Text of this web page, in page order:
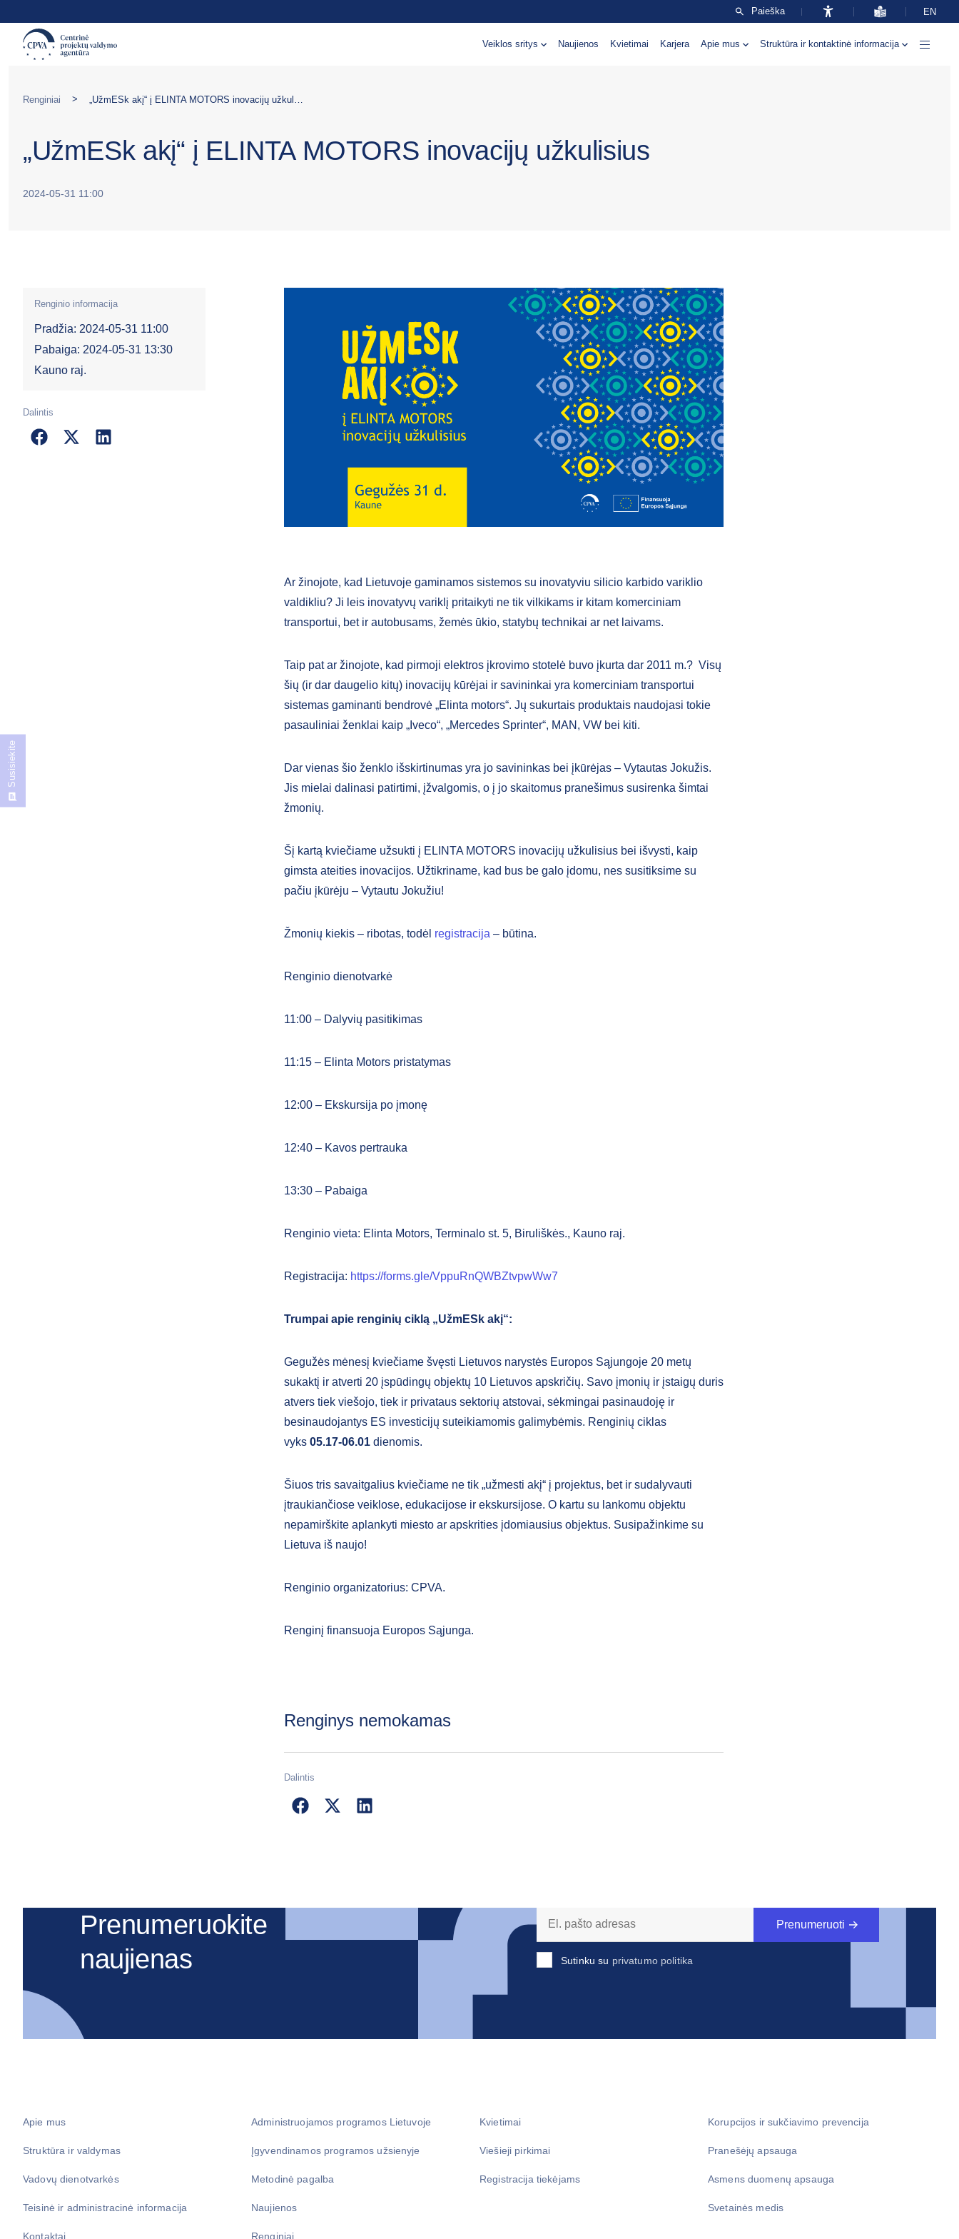
Paieška EN
Veiklos sritys Naujienos Kvietimai Karjera Apie mus Struktūra ir kontaktinė informacija
Renginiai >
„UžmESk akį“ į ELINTA MOTORS inovacijų užkulisius
2024-05-31 11:00
Renginio informacija
Pradžia: 2024-05-31 11:00
Pabaiga: 2024-05-31 13:30
Kauno raj.
Dalintis
Ar žinojote, kad Lietuvoje gaminamos sistemos su inovatyviu silicio karbido variklio
valdikliu? Ji leis inovatyvų variklį pritaikyti ne tik vilkikams ir kitam komerciniam
transportui, bet ir autobusams, žemės ūkio, statybų technikai ar net laivams.
Taip pat ar žinojote, kad pirmoji elektros įkrovimo stotelė buvo įkurta dar 2011 m.? Visų
šių (ir dar daugelio kitų) inovacijų kūrėjai ir savininkai yra komerciniam transportui
sistemas gaminanti bendrovė „Elinta motors“. Jų sukurtais produktais naudojasi tokie
pasauliniai ženklai kaip „Iveco“, „Mercedes Sprinter“, MAN, VW bei kiti.
Dar vienas šio ženklo išskirtinumas yra jo savininkas bei įkūrėjas – Vytautas Jokužis.
Jis mielai dalinasi patirtimi, įžvalgomis, o į jo skaitomus pranešimus susirenka šimtai
žmonių.
Šį kartą kviečiame užsukti į ELINTA MOTORS inovacijų užkulisius bei išvysti, kaip
gimsta ateities inovacijos. Užtikriname, kad bus be galo įdomu, nes susitiksime su
pačiu įkūrėju – Vytautu Jokužiu!
Žmonių kiekis – ribotas, todėl registracija – būtina.
Renginio dienotvarkė
11:00 – Dalyvių pasitikimas
11:15 – Elinta Motors pristatymas
12:00 – Ekskursija po įmonę
12:40 – Kavos pertrauka
13:30 – Pabaiga
Renginio vieta: Elinta Motors, Terminalo st. 5, Biruliškės., Kauno raj.
Registracija: https://forms.gle/VppuRnQWBZtvpwWw7
Trumpai apie renginių ciklą „UžmESk akį“:
Gegužės mėnesį kviečiame švęsti Lietuvos narystės Europos Sąjungoje 20 metų
sukaktį ir atverti 20 įspūdingų objektų 10 Lietuvos apskričių. Savo įmonių ir įstaigų duris
atvers tiek viešojo, tiek ir privataus sektorių atstovai, sėkmingai pasinaudoję ir
besinaudojantys ES investicijų suteikiamomis galimybėmis. Renginių ciklas
vyks 05.17-06.01 dienomis.
Šiuos tris savaitgalius kviečiame ne tik „užmesti akį“ į projektus, bet ir sudalyvauti
įtraukiančiose veiklose, edukacijose ir ekskursijose. O kartu su lankomu objektu
nepamirškite aplankyti miesto ar apskrities įdomiausius objektus. Susipažinkime su
Lietuva iš naujo!
Renginio organizatorius: CPVA.
Renginį finansuoja Europos Sąjunga.
Renginys nemokamas
Dalintis
Prenumeruokite
naujienas
Sutinku su privatumo politika
Prenumeruoti
Apie mus
Struktūra ir valdymas
Vadovų dienotvarkės
Teisinė ir administracinė informacija
Kontaktai
Administruojamos programos Lietuvoje
Įgyvendinamos programos užsienyje
Metodinė pagalba
Naujienos
Renginiai
Kvietimai
Viešieji pirkimai
Registracija tiekėjams
Korupcijos ir sukčiavimo prevencija
Pranešėjų apsauga
Asmens duomenų apsauga
Svetainės medis
Susisiekite